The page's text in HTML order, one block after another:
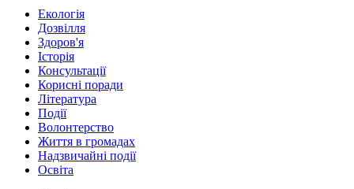
Екологія
Дозвілля
Здоров'я
Історія
Консультації
Корисні поради
Література
Події
Волонтерство
Життя в громадах
Надзвичайні події
Освіта